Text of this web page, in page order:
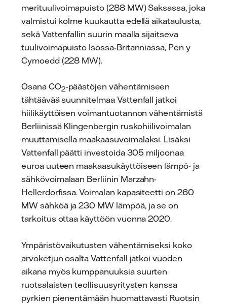
merituulivoimapuisto (288 MW) Saksassa, joka
valmistui kolme kuukautta edellä aikataulusta,
sekä Vattenfallin suurin maalla sijaitseva
tuulivoimapuisto Isossa-Britanniassa, Pen y
Cymoedd (228 MW).
Osana CO2-päästöjen vähentämiseen
tähtäävää suunnitelmaa Vattenfall jatkoi
hiilikäyttöisen voimantuotannon vähentämistä
Berliinissä Klingenbergin ruskohiilivoimalan
muuttamisella maakaasuvoimalaksi. Lisäksi
Vattenfall päätti investoida 305 miljoonaa
euroa uuteen maakaasukäyttöiseen lämpö- ja
sähkövoimalaan Berliinin Marzahn-
Hellerdorfissa. Voimalan kapasiteetti on 260
MW sähköä ja 230 MW lämpöä, ja se on
tarkoitus ottaa käyttöön vuonna 2020.
Ympäristövaikutusten vähentämiseksi koko
arvoketjun osalta Vattenfall jatkoi vuoden
aikana myös kumppanuuksia suurten
ruotsalaisten teollisuusyritysten kanssa
pyrkien pienentämään huomattavasti Ruotsin